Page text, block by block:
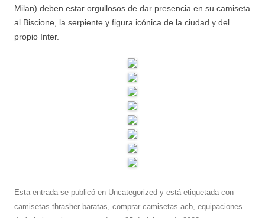
Milan) deben estar orgullosos de dar presencia en su camiseta
al Biscione, la serpiente y figura icónica de la ciudad y del
propio Inter.
Esta entrada se publicó en Uncategorized y está etiquetada con
camisetas thrasher baratas, comprar camisetas acb, equipaciones